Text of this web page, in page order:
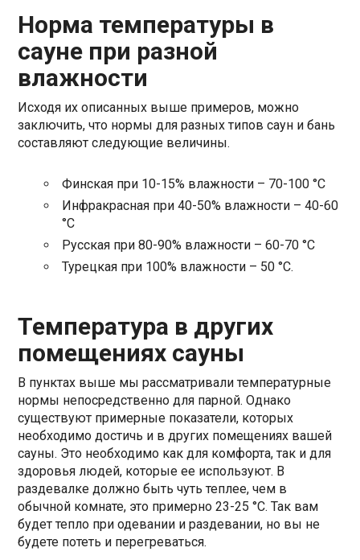
Норма температуры в
сауне при разной
влажности
Исходя их описанных выше примеров, можно
заключить, что нормы для разных типов саун и бань
составляют следующие величины.
Финская при 10-15% влажности – 70-100 °C
Инфракрасная при 40-50% влажности – 40-60
°C
Русская при 80-90% влажности – 60-70 °C
Турецкая при 100% влажности – 50 °C.
Температура в других
помещениях сауны
В пунктах выше мы рассматривали температурные
нормы непосредственно для парной. Однако
существуют примерные показатели, которых
необходимо достичь и в других помещениях вашей
сауны. Это необходимо как для комфорта, так и для
здоровья людей, которые ее используют. В
раздевалке должно быть чуть теплее, чем в
обычной комнате, это примерно 23-25 °C. Так вам
будет тепло при одевании и раздевании, но вы не
будете потеть и перегреваться.